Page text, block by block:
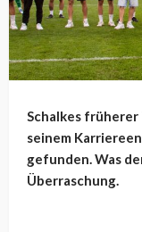
Schalkes
seinem
gefunden. Was
Überraschung.